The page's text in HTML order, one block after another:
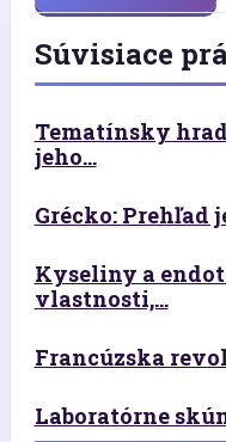
Súvisiace
Tematínsky
jeho...
Grécko: Prehľad
Kyseliny a
vlastnosti,...
Francúzska
Laboratórne